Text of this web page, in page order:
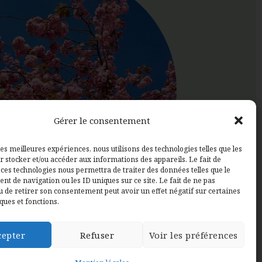
Gérer le consentement
meilleures expériences, nous utilisons des technologies telles que les
stocker et/ou accéder aux informations des appareils. Le fait de
technologies nous permettra de traiter des données telles que le
de navigation ou les ID uniques sur ce site. Le fait de ne pas
de retirer son consentement peut avoir un effet négatif sur certaines
et fonctions.
Refuser Voir les préférences
Mentions légales CGV–Pépinière Etampes